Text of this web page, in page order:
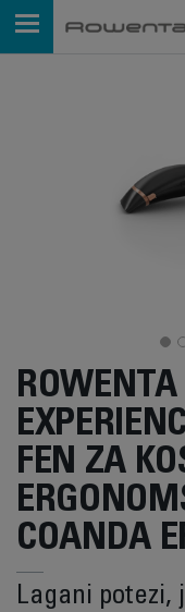
FEN ZA
COANDA
Lagani potezi,